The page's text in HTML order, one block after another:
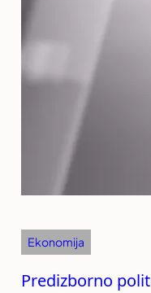
Ekonomija
Predizborno